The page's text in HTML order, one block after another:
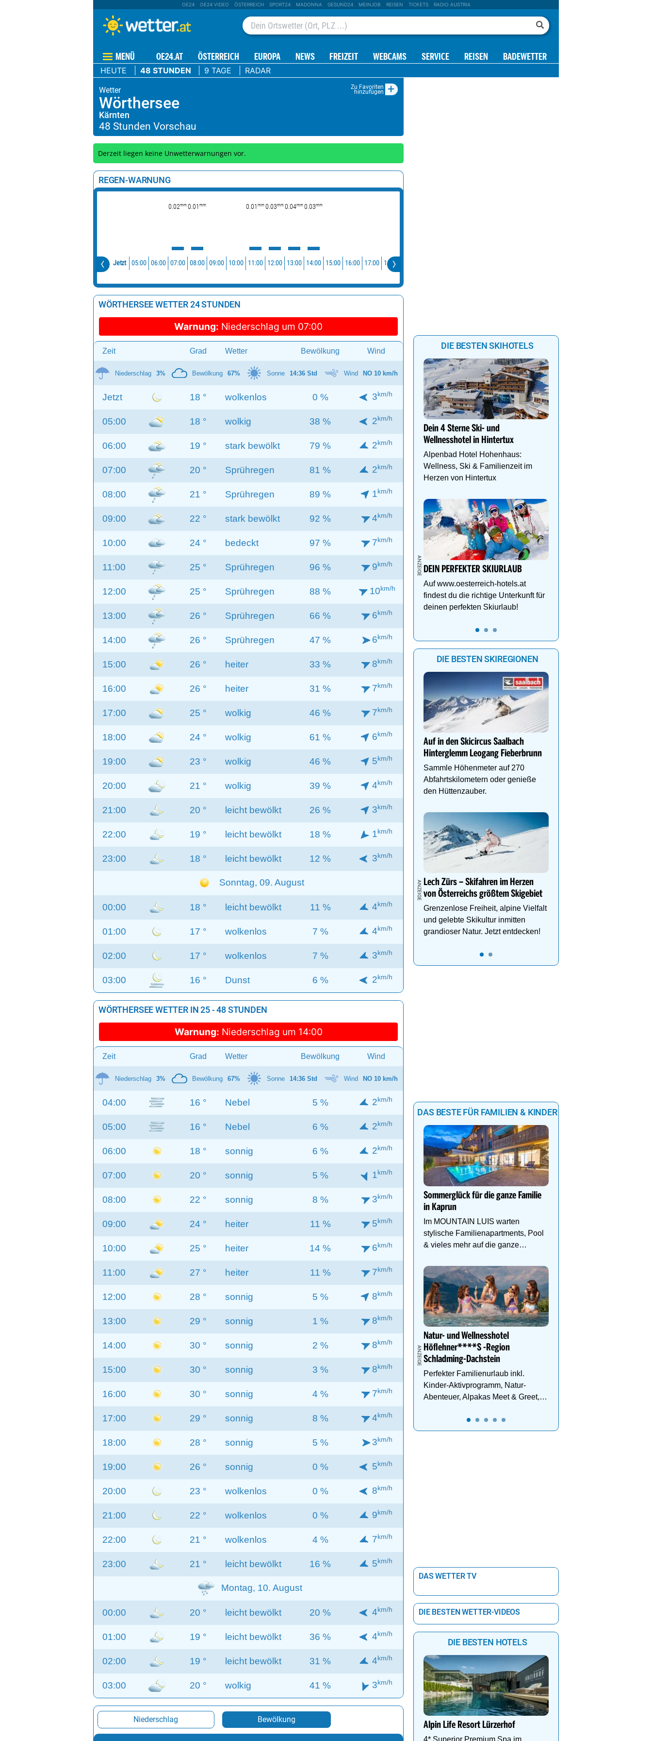
OE24 OE24 VIDEO ÖSTERREICH SPORT24 MADONNA GESUND24 MEINJOB REISEN TICKETS RADIO AUSTRIA
MENÜ OE24.AT ÖSTERREICH EUROPA NEWS FREIZEIT WEBCAMS SERVICE REISEN BADEWETTER
HEUTE 48 STUNDEN 9 TAGE RADAR
Zu Favoriten
hinzufügen +
Wörthersee
Kärnten
Derzeit liegen keine Unwetterwarnungen vor.
REGEN-WARNUNG
0.02mm 0.01 mm 0.01 mm 0.03mm 0.04mm 0.03mm
Jetzt 05:00 06:00 07:00 08:00 09:00 10:00 11:00 12:00 13:00 14:00 15:00 16:00 17:00 18:00
WÖRTHERSEE WETTER 24 STUNDEN
Warnung: Niederschlag um 07:00
Zeit Grad Wetter Bewölkung Wind
Niederschlag 3% Bewölkung 67% Sonne 14:36 Std Wind NO 10 km/h
Jetzt 18 ° wolkenlos 0 % 3km/h
05:00 18 ° wolkig 38 % 2km/h
06:00 19 ° stark bewölkt 79 % 2km/h
07:00 20 ° Sprühregen 81 % 2km/h
08:00 21 ° Sprühregen 89 % 1km/h
09:00 22 ° stark bewölkt 92 % 4km/h
10:00 24 ° bedeckt 97 % 7km/h
11:00 25 ° Sprühregen 96 % 9km/h
12:00 25 ° Sprühregen 88 % 10km/h
13:00 26 ° Sprühregen 66 % 6km/h
14:00 26 ° Sprühregen 47 % 6km/h
15:00 26 ° heiter 33 % 8km/h
16:00 26 ° heiter 31 % 7km/h
17:00 25 ° wolkig 46 % 7km/h
18:00 24 ° wolkig 61 % 6km/h
19:00 23 ° wolkig 46 % 5km/h
20:00 21 ° wolkig 39 % 4km/h
21:00 20 ° leicht bewölkt 26 % 3km/h
22:00 19 ° leicht bewölkt 18 % 1km/h
23:00 18 ° leicht bewölkt 12 % 3km/h
Sonntag, 09. August
00:00 18 ° leicht bewölkt 11 % 4km/h
01:00 17 ° wolkenlos 7 % 4km/h
02:00 17 ° wolkenlos 7 % 3km/h
03:00 16 ° Dunst 6 % 2km/h
WÖRTHERSEE WETTER IN 25 - 48 STUNDEN
Warnung: Niederschlag um 14:00
Zeit Grad Wetter Bewölkung Wind
Niederschlag 3% Bewölkung 67% Sonne 14:36 Std Wind NO 10 km/h
04:00 16 ° Nebel 5 % 2km/h
05:00 16 ° Nebel 6 % 2km/h
06:00 18 ° sonnig 6 % 2km/h
07:00 20 ° sonnig 5 % 1km/h
08:00 22 ° sonnig 8 % 3km/h
09:00 24 ° heiter 11 % 5km/h
10:00 25 ° heiter 14 % 6km/h
11:00 27 ° heiter 11 % 7km/h
12:00 28 ° sonnig 5 % 8km/h
13:00 29 ° sonnig 1 % 8km/h
14:00 30 ° sonnig 2 % 8km/h
15:00 30 ° sonnig 3 % 8km/h
16:00 30 ° sonnig 4 % 7km/h
17:00 29 ° sonnig 8 % 4km/h
18:00 28 ° sonnig 5 % 3km/h
19:00 26 ° sonnig 0 % 5km/h
20:00 23 ° wolkenlos 0 % 8km/h
21:00 22 ° wolkenlos 0 % 9km/h
22:00 21 ° wolkenlos 4 % 7km/h
23:00 21 ° leicht bewölkt 16 % 5km/h
Montag, 10. August
00:00 20 ° leicht bewölkt 20 % 4km/h
01:00 19 ° leicht bewölkt 36 % 4km/h
02:00 19 ° leicht bewölkt 31 % 4km/h
03:00 20 ° wolkig 41 % 3km/h
Niederschlag Bewölkung
DIE BESTEN SKIHOTELS
Dein 4 Sterne Ski- und
Wellnesshotel in Hintertux
Alpenbad Hotel Hohenhaus:
Wellness, Ski & Familienzeit im
Herzen von Hintertux
DEIN PERFEKTER SKIURLAUB
Auf www.oesterreich-hotels.at
findest du die richtige Unterkunft für
deinen perfekten Skiurlaub!
DIE BESTEN SKIREGIONEN
Auf in den Skicircus Saalbach
Hinterglemm Leogang Fieberbrunn
Sammle Höhenmeter auf 270
Abfahrtskilometern oder genieße
den Hüttenzauber.
Lech Zürs – Skifahren im Herzen
von Österreichs größtem Skigebiet
Grenzenlose Freiheit, alpine Vielfalt
und gelebte Skikultur inmitten
grandioser Natur. Jetzt entdecken!
DAS BESTE FÜR FAMILIEN & KINDER
Sommerglück für die ganze Familie
in Kaprun
Im MOUNTAIN LUIS warten
stylische Familienapartments, Pool
& vieles mehr auf die ganze
Natur- und Wellnesshotel
Höflehner****S -Region
Schladming-Dachstein
Perfekter Familienurlaub inkl.
Kinder-Aktivprogramm, Natur-
Abenteuer, Alpakas Meet & Greet,
DAS WETTER TV
DIE BESTEN WETTER-VIDEOS
DIE BESTEN HOTELS
Alpin Life Resort Lürzerhof